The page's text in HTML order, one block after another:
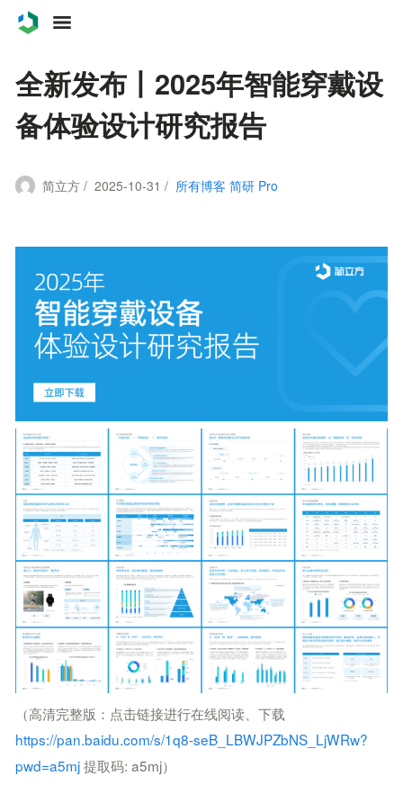
服务
全新发布丨2025年智能穿戴设
备体验设计研究报告
简立方 / 2025-10-31 / 所有博客 简研 Pro
（高清完整版：点击链接进行在线阅读、下载
https://pan.baidu.com/s/1q8-seB_LBWJPZbNS_LjWRw?
pwd=a5mj提取码: a5mj）